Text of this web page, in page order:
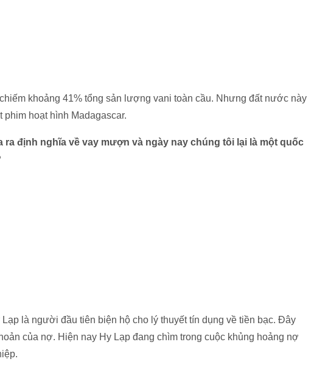
khoảng 41% tổng sản lượng vani toàn cầu. Nhưng đất nước này
hoạt hình Madagascar.
ra định nghĩa về vay mượn và ngày nay chúng tôi lại là một quốc
là người đầu tiên biện hộ cho lý thuyết tín dụng về tiền bạc. Đây
của nợ. Hiện nay Hy Lạp đang chìm trong cuộc khủng hoảng nợ